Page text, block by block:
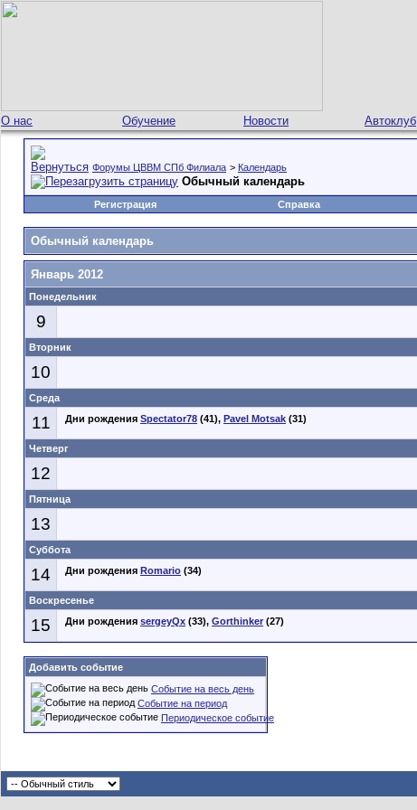
О нас Обучение Новости Автоклуб
Форумы ЦВВМ СПб Филиала > Календарь
Обычный календарь
Регистрация Справка
Обычный календарь
Январь 2012
Понедельник
9
Вторник
10
Среда
11 Дни рождения Spectator78 (41), Pavel Motsak (31)
Четверг
12
Пятница
13
Суббота
14 Дни рождения Romario (34)
Воскресенье
15 Дни рождения sergeyQx (33), Gorthinker (27)
Добавить событие
Событие на весь день
Событие на период
Периодическое событие